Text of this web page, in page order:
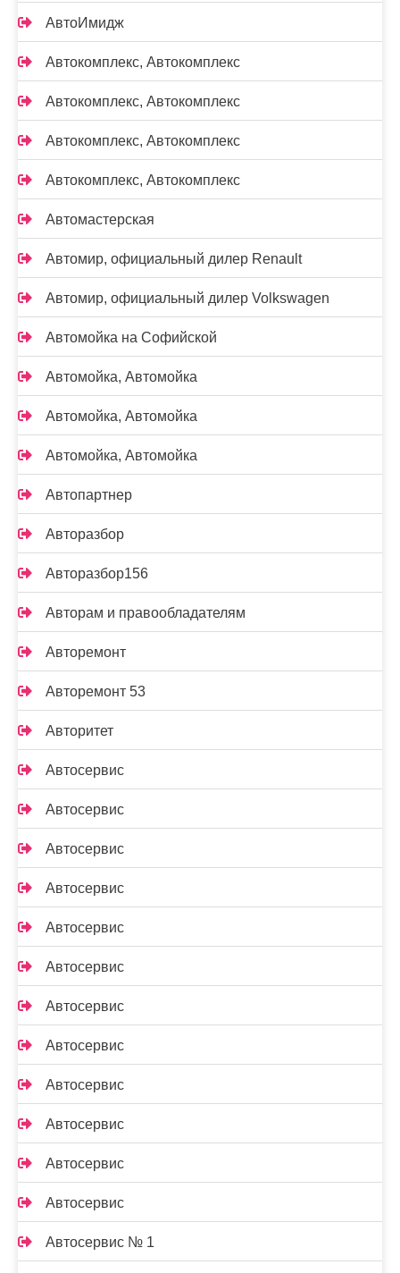
АвтоИмидж
Автокомплекс, Автокомплекс
Автокомплекс, Автокомплекс
Автокомплекс, Автокомплекс
Автокомплекс, Автокомплекс
Автомастерская
Автомир, официальный дилер Renault
Автомир, официальный дилер Volkswagen
Автомойка на Софийской
Автомойка, Автомойка
Автомойка, Автомойка
Автомойка, Автомойка
Автопартнер
Авторазбор
Авторазбор156
Авторам и правообладателям
Авторемонт
Авторемонт 53
Авторитет
Автосервис
Автосервис
Автосервис
Автосервис
Автосервис
Автосервис
Автосервис
Автосервис
Автосервис
Автосервис
Автосервис
Автосервис
Автосервис № 1